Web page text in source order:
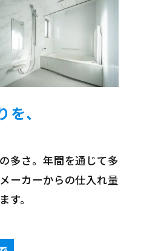
、
多さ。年間を通じて多
ーカーからの仕入れ量
す。